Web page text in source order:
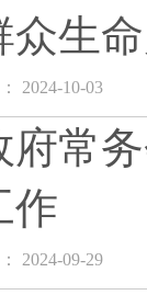
众生
2024-10-03
府常
作
2024-09-29